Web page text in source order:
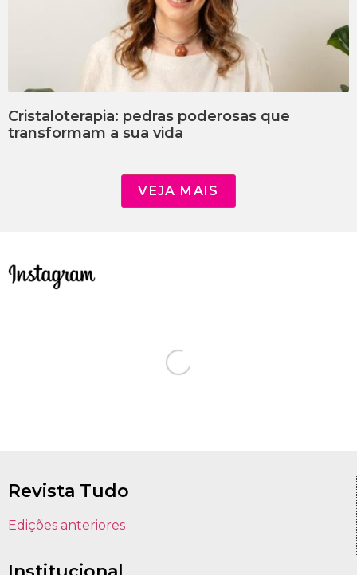
Cristaloterapia: pedras poderosas que
transformam a sua vida
VEJA MAIS
Revista Tudo
Edições anteriores